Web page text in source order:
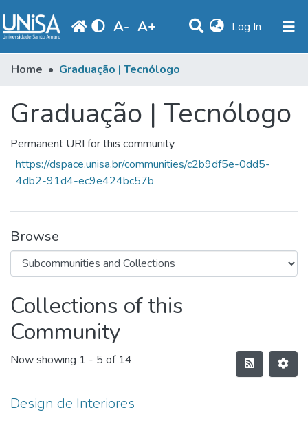
A- A+ Log In (current)
Statistics
Browse
Produção Docente
Library
Home Graduação | Tecnólogo
Graduação | Tecnólogo
Permanent URI for this community
https://dspace.unisa.br/communities/c2b9df5e-0dd5-
4db2-91d4-ec9e424bc57b
Browse
Collections of this
Community
Now showing 1 - 5 of 14
Design de Interiores